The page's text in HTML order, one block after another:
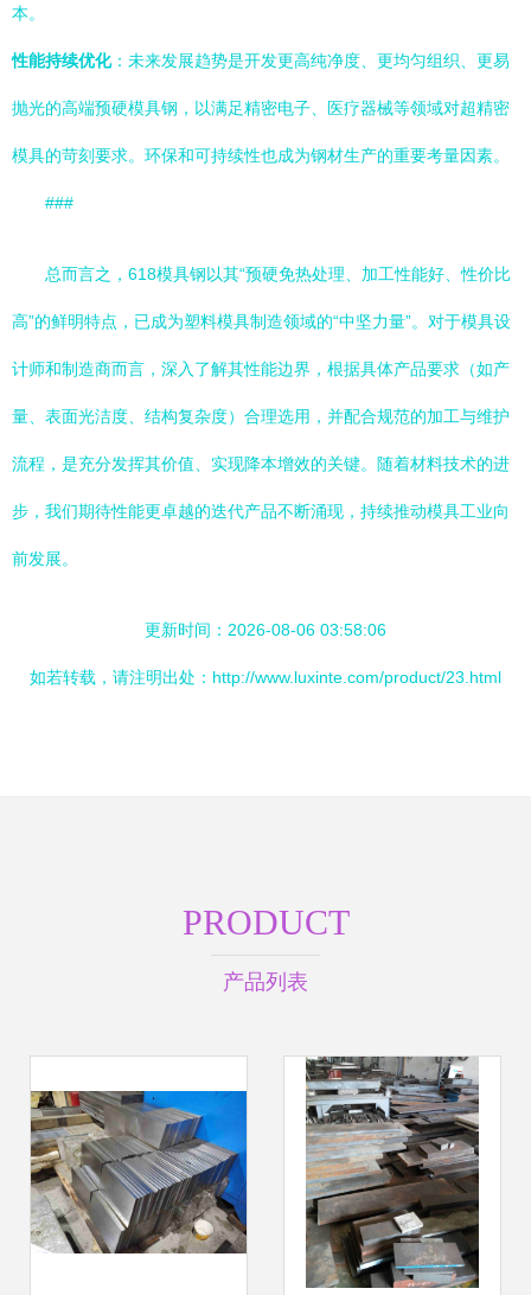
本。
性能持续优化：未来发展趋势是开发更高纯净度、更均匀组织、更易
抛光的高端预硬模具钢，以满足精密电子、医疗器械等领域对超精密
模具的苛刻要求。环保和可持续性也成为钢材生产的重要考量因素。
###
总而言之，618模具钢以其“预硬免热处理、加工性能好、性价比
高”的鲜明特点，已成为塑料模具制造领域的“中坚力量”。对于模具设
计师和制造商而言，深入了解其性能边界，根据具体产品要求（如产
量、表面光洁度、结构复杂度）合理选用，并配合规范的加工与维护
流程，是充分发挥其价值、实现降本增效的关键。随着材料技术的进
步，我们期待性能更卓越的迭代产品不断涌现，持续推动模具工业向
前发展。
更新时间：2026-08-06 03:58:06
如若转载，请注明出处：http://www.luxinte.com/product/23.html
PRODUCT
产品列表